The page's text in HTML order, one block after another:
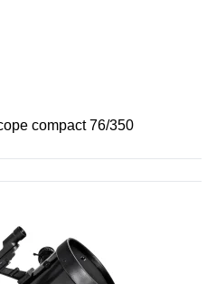
compact 76/350